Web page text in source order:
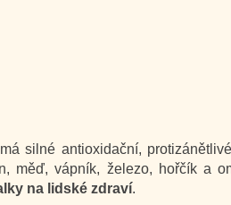
silné antioxidační,
měď, vápník, železo, hořčík a
na lidské zdraví.